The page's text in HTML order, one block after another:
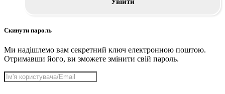
Скинути пароль
Ми надішлемо вам секретний ключ електронною поштою.
Отримавши його, ви зможете змінити свій пароль.